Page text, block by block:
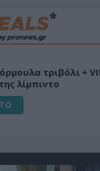
τριβόλι +
λίμπιντο